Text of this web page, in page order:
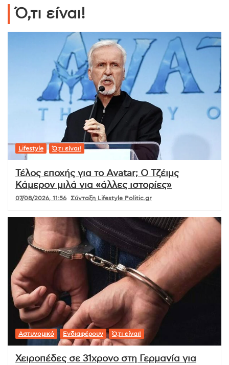
Ό,τι είναι!
Lifestyle Ό,τι είναι!
Τέλος εποχής για το Avatar; Ο Τζέιμς
Κάμερον μιλά για «άλλες ιστορίες»
07/08/2026, 11:56 Σύνταξη Lifestyle Politic.gr
Αστυνομικό Ενδιαφέρουν Ό,τι είναι!
Χειροπέδες σε 31χρονο στη Γερμανία για